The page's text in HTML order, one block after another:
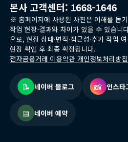
본사 고객센터: 1668-1646
※ 홈페이지에 사용된 사진은 이해를 돕
작업 현장·결과와 차이가 있을 수 있습
으로, 현장 상태·면적·접근성·추가 작업
현장 확인 후 최종 확정됩니다.
전자금융거래 이용약관 개인정보처리방침
📝 네이버 블로그 📸 인스타
📅 네이버 예약